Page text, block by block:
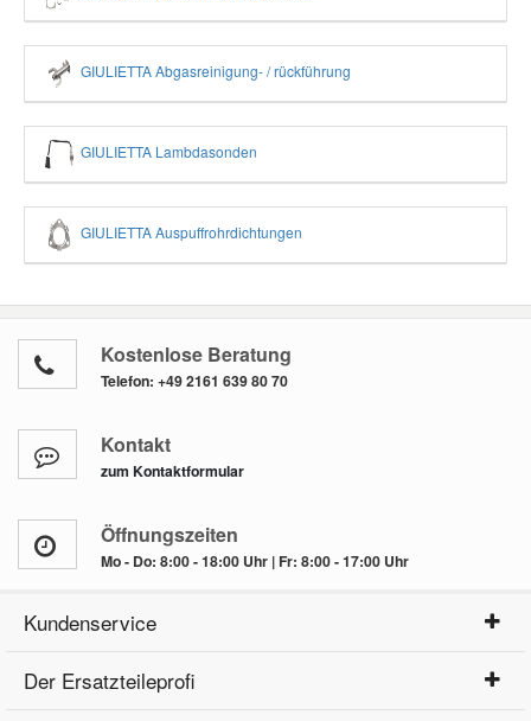
GIULIETTA Abgasreinigung- / rückführung
GIULIETTA Lambdasonden
GIULIETTA Auspuffrohrdichtungen
Kostenlose Beratung
Telefon: +49 2161 639 80 70
Kontakt
zum Kontaktformular
Öffnungszeiten
Mo - Do: 8:00 - 18:00 Uhr | Fr: 8:00 - 17:00 Uhr
Kundenservice
Der Ersatzteileprofi